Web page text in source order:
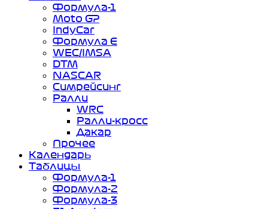
Формула-1
Moto GP
IndyCar
Формула Е
WEC/IMSA
DTM
NASCAR
Симрейсинг
Ралли
WRC
Ралли-кросс
Дакар
Прочее
Календарь
Таблицы
Формула-1
Формула-2
Формула-3